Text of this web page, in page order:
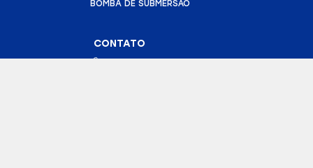
BOMBA DE SUBMERSÃO
CONTATO